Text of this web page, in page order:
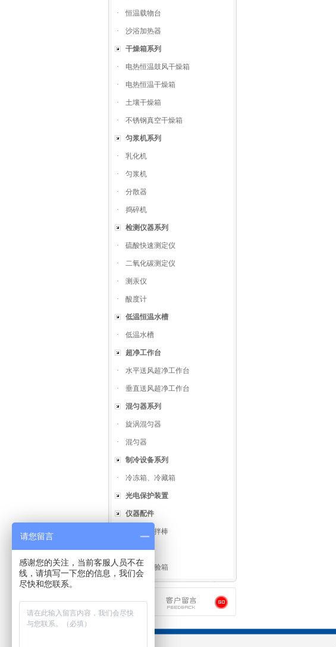
· 恒温载物台
· 沙浴加热器
干燥箱系列
· 电热恒温鼓风干燥箱
· 电热恒温干燥箱
· 土壤干燥箱
· 不锈钢真空干燥箱
匀浆机系列
· 乳化机
· 匀浆机
· 分散器
· 捣碎机
检测仪器系列
· 硫酸快速测定仪
· 二氧化碳测定仪
· 测汞仪
· 酸度计
低温恒温水槽
· 低温水槽
超净工作台
· 水平送风超净工作台
· 垂直送风超净工作台
混匀器系列
· 旋涡混匀器
· 混匀器
制冷设备系列
· 冷冻箱、冷藏箱
光电保护装置
仪器配件
螺旋式搅拌棒
试验箱类
· 高低温试验箱
请您留言
感谢您的关注，当前客服人员不在
线，请填写一下您的信息，我们会
尽快和您联系。